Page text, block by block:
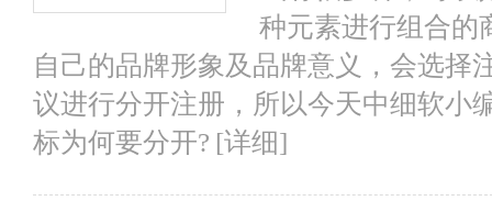
种元素进行组合的
自己的品牌形象及品牌意义，会选择
议进行分开注册，所以今天中细软小
标为何要分开? [详细]